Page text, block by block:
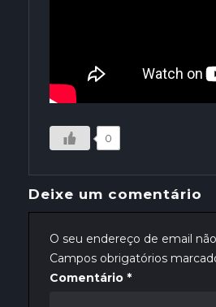
0
Deixe um comentário
O seu endereço de email
Campos obrigatórios
Comentário *